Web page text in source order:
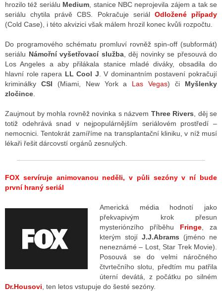
hrozilo též seriálu Medium , stanice NBC neprojevila zájem a tak se
seriálu chytila právě CBS. Pokračuje seriál Odložené případy
(Cold Case), i této akvizici však málem hrozil konec kvůli rozpočtu.
Do programového schématu promluví rovněž spin-off (subformát)
seriálu Námořní vyšetřovací služba, děj novinky se přesouvá do
Los Angeles a aby přilákala stanice mladé diváky, obsadila do
hlavní role rapera LL Cool J . V dominantním postavení pokračují
kriminálky CSI (Miami, New York a Las Vegas) či Myšlenky
zločince
Zaujmout by mohla rovněž novinka s názvem Three Rivers , děj se
totiž odehrává snad v nejpopulárnějším seriálovém prostředí –
nemocnici. Tentokrát zamíříme na transplantační kliniku, v níž musí
lékaři řešit dárcovstí orgánů zesnulých.
FOX servíruje animovanou neděli, v půli sezóny v ní bude
první hraný seriál
Americká média hodnotí jako
překvapivým krok přesun
mysteriónzího příběhu Fringe , za
kterým stojí J.J.Abrams (jméno ne
neneznámé – Lost, Star Trek Movie).
Posouvá se do velmi náročného
čtvrtečního slotu, předtím mu patřila
úterní devátá, z počátku po silném
Dr.Housovi , ten letos vstupuje do šesté sezóny.